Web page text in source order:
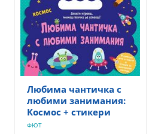
Любима чантичка с
любими занимания:
Космос + стикери
ФЮТ